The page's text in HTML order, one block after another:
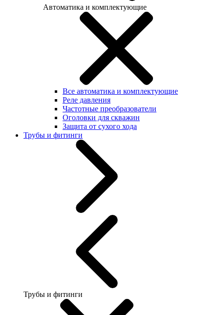
Автоматика и комплектующие
Все автоматика и комплектующие
Реле давления
Частотные преобразователи
Оголовки для скважин
Защита от сухого хода
Трубы и фитинги
Трубы и фитинги